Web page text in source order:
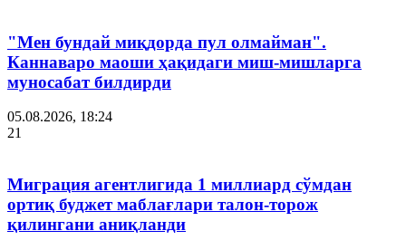
"Мен бундай миқдорда пул олмайман".
Каннаваро маоши ҳақидаги миш-мишларга
муносабат билдирди
05.08.2026, 18:24
21
Миграция агентлигида 1 миллиард сўмдан
ортиқ буджет маблағлари талон-торож
қилингани аниқланди